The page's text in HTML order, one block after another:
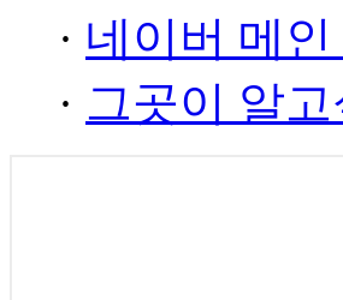
· 네이버 메
· 그곳이 알